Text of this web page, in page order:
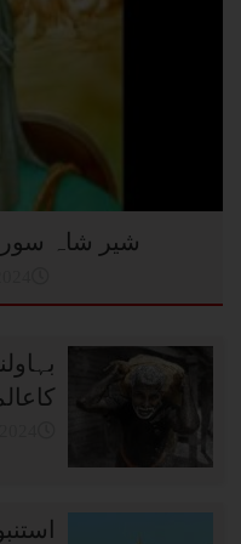
شیر شاہ